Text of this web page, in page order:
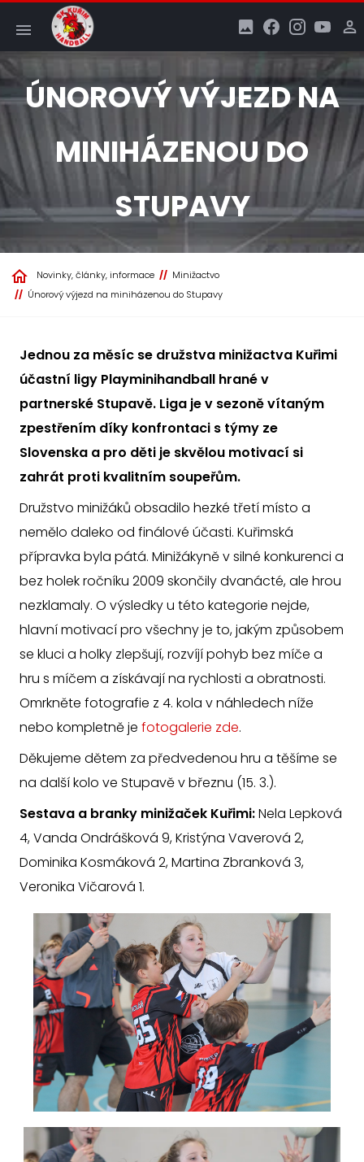
ÚNOROVÝ VÝJEZD NA
MINIHÁZENOU DO
STUPAVY
Novinky, články, informace
Minižactvo
Únorový výjezd na miniházenou do Stupavy
Jednou za měsíc se družstva minižactva Kuřimi
účastní ligy Playminihandball hrané v
partnerské Stupavě. Liga je v sezoně vítaným
zpestřením díky konfrontaci s týmy ze
Slovenska a pro děti je skvělou motivací si
zahrát proti kvalitním soupeřům.
Družstvo minižáků obsadilo hezké třetí místo a
nemělo daleko od finálové účasti. Kuřimská
přípravka byla pátá. Minižákyně v silné konkurenci a
bez holek ročníku 2009 skončily dvanácté, ale hrou
nezklamaly. O výsledky u této kategorie nejde,
hlavní motivací pro všechny je to, jakým způsobem
se kluci a holky zlepšují, rozvíjí pohyb bez míče a
hru s míčem a získávají na rychlosti a obratnosti.
Omrkněte fotografie z 4. kola v náhledech níže
nebo kompletně je fotogalerie zde.
Děkujeme dětem za předvedenou hru a těšíme se
na další kolo ve Stupavě v březnu (15. 3.).
Sestava a branky minižaček Kuřimi:Nela Lepková
4, Vanda Ondrášková 9, Kristýna Vaverová 2,
Dominika Kosmáková 2, Martina Zbranková 3,
Veronika Vičarová 1.